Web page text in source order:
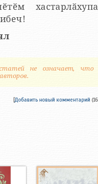
хастарлӑхупа
не означает, что
[Добавить новый комментарий